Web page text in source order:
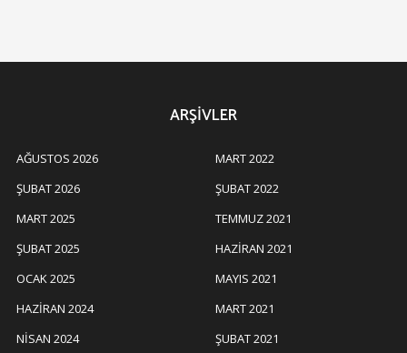
ARŞIVLER
AĞUSTOS 2026
ŞUBAT 2026
MART 2025
ŞUBAT 2025
OCAK 2025
HAZIRAN 2024
NISAN 2024
MART 2022
ŞUBAT 2022
TEMMUZ 2021
HAZIRAN 2021
MAYIS 2021
MART 2021
ŞUBAT 2021